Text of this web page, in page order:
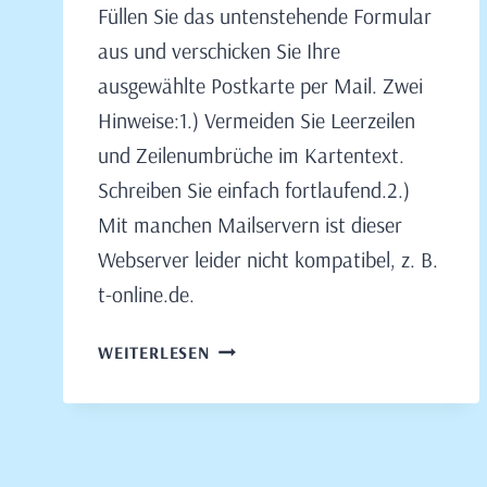
Claudia
Engeler
Füllen Sie das untenstehende Formular
aus und verschicken Sie Ihre
ausgewählte Postkarte per Mail. Zwei
Hinweise:1.) Vermeiden Sie Leerzeilen
und Zeilenumbrüche im Kartentext.
Schreiben Sie einfach fortlaufend.2.)
Mit manchen Mailservern ist dieser
Webserver leider nicht kompatibel, z. B.
t-online.de.
WEITERLESENPOSTKARTENVERSAND